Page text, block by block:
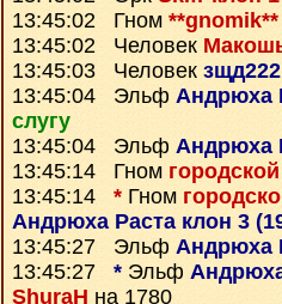
13:45:02 Гном
13:45:02 Человек
13:45:03 Человек зщд222
13:45:04 Эльф Андрюха
слугу
13:45:04 Эльф Андрюха
13:45:14 Гном
13:45:14 * Гном
Андрюха Раста клон 3
13:45:27 Эльф Андрюха
13:45:27 * Эльф
ShuraH на 1780